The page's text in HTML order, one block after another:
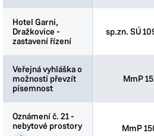
Hotel Garni,
Dražkovice -
zastavení řízení
sp.zn. SÚ
Veřejná vyhláška o
možnosti převzít
písemnost
MmP
Oznámení č. 21 -
nebytové prostory
MmP
Hotel Garni,
Dražkovice -
zastavení řízení
Veřejná vyhláška o
možnosti převzít
písemnost
Oznámení č. 21 -
nebytové prostory